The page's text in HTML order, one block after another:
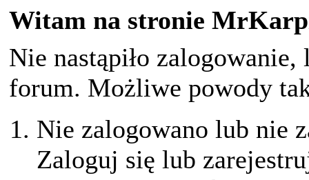
Witam na stronie
Nie nastąpiło
forum. Możliwe powody
Nie zalogowano lub nie
Zaloguj się lub